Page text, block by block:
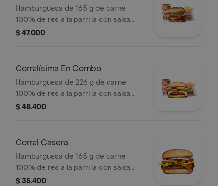
Hamburguesa de 165 g de carne
100% de res a la parrilla con salsa
BBQ, tocineta, queso americano,
mostaza en pan papa + papas Corral
$ 47.000
Corralísima En Combo
Hamburguesa de 226 g de carne
100% de res a la parrilla con salsa
bbq, queso mozzarella, tomate,
pet
$ 48.400
Corral Casera
Hamburguesa de 165 g de carne
100% de res a la parrilla con salsa
bbq, queso americano, cebolla en
$ 35.400